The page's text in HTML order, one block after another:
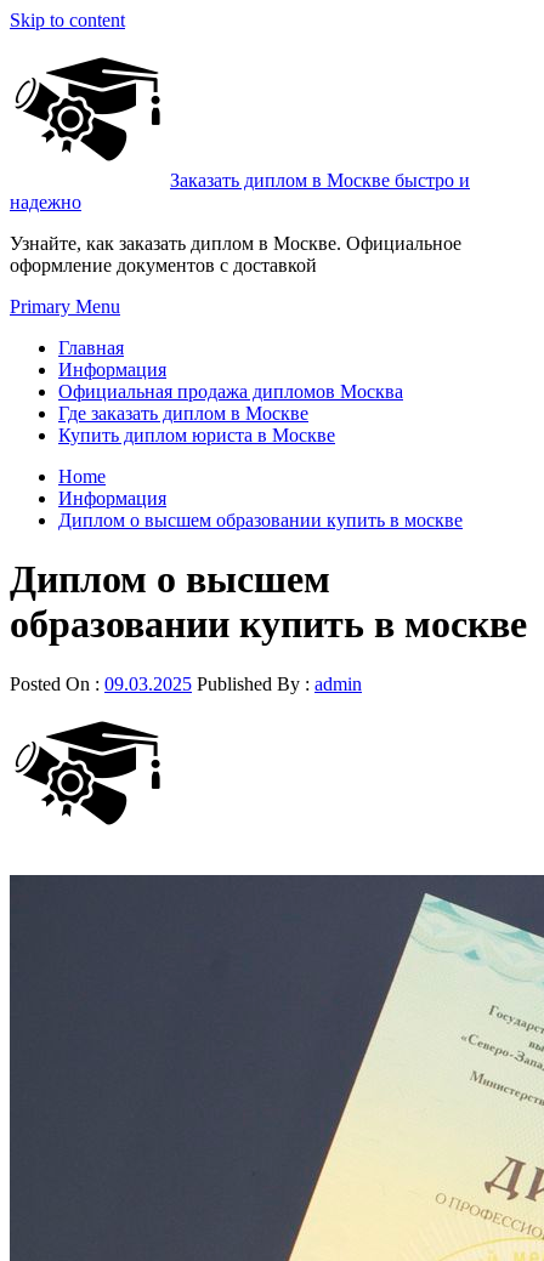
Skip to content
Заказать диплом в Москве быстро и
надежно
Узнайте, как заказать диплом в Москве. Официальное
оформление документов с доставкой
Primary Menu
Главная
Информация
Официальная продажа дипломов Москва
Где заказать диплом в Москве
Купить диплом юриста в Москве
Home
Информация
Диплом о высшем образовании купить в москве
Диплом о высшем
образовании купить в москве
Posted On : 09.03.2025 Published By : admin